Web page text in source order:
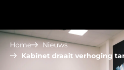
Home
Nieuws
Kabinet draait verhoging